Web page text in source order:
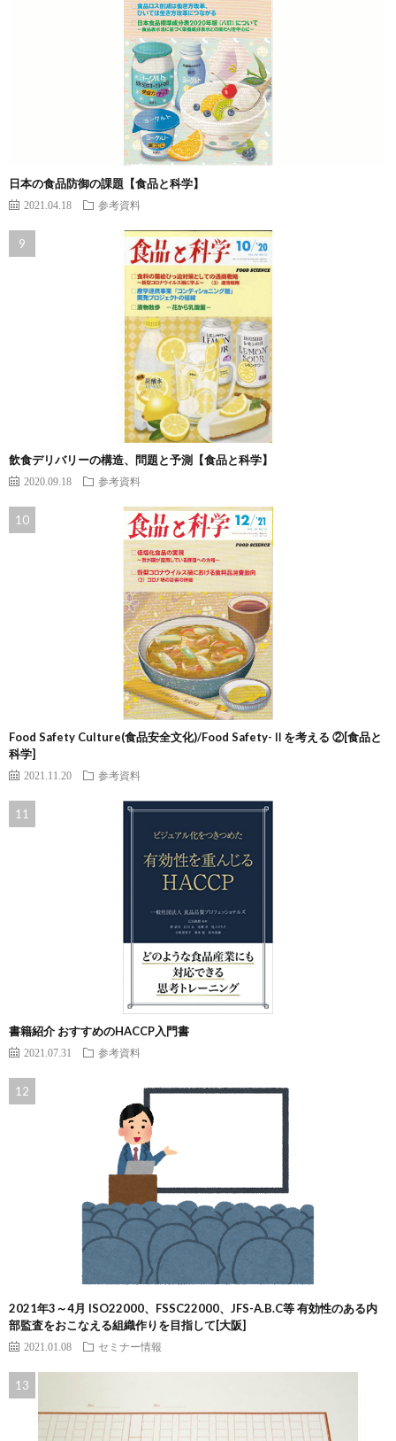
日本の食品防御の課題【食品と科学】
2021.04.18 参考資料
飲食デリバリーの構造、問題と予測【食品と科学】
2020.09.18 参考資料
Food Safety Culture(食品安全文化)/Food Safety-Ⅱを考える ②[食品と
科学]
2021.11.20 参考資料
書籍紹介 おすすめのHACCP入門書
2021.07.31 参考資料
2021年3～4月 ISO22000、FSSC22000、JFS-A.B.C等 有効性のある内
部監査をおこなえる組織作りを目指して[大阪]
2021.01.08 セミナー情報